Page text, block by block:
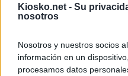
Kiosko.net - Su
nosotros
Nosotros y nuestros socios
información en un
procesamos datos